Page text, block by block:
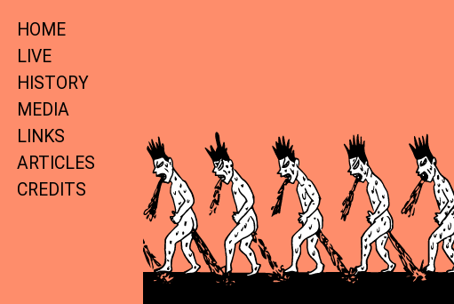
HOME
LIVE
HISTORY
MEDIA
LINKS
ARTICLES
CREDITS